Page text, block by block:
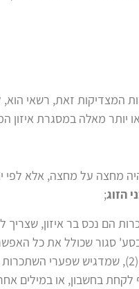
המצדיקות זאת, רשאי
יותר מאלה במסגרת איזון
יהיה מחצה על מחצה, אלא
הזוג;
הם נכס בר איזון, שצריך
פשוט כי לא מדובר בסע' סגור
בחשבון, או במילים